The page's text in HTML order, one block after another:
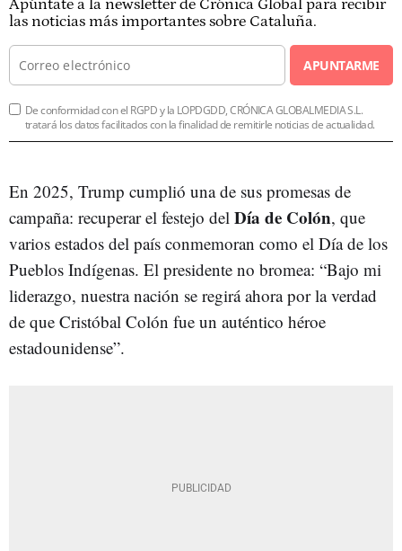
Apúntate a la newsletter de Crónica Global para recibir
las noticias más importantes sobre Cataluña.
APUNTARME
De conformidad con el RGPD y la LOPDGDD, CRÓNICA GLOBALMEDIA S.L.
tratará los datos facilitados con la finalidad de remitirle noticias de actualidad.
En 2025, Trump cumplió una de sus promesas de
campaña: recuperar el festejo del Día de Colón, que
varios estados del país conmemoran como el Día de los
Pueblos Indígenas. El presidente no bromea: “Bajo mi
liderazgo, nuestra nación se regirá ahora por la verdad
de que Cristóbal Colón fue un auténtico héroe
estadounidense”.